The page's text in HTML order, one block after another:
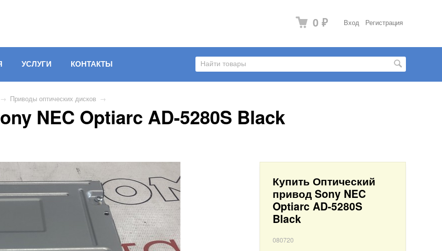
Вход Регистрация
0 ₽
УСЛУГИ КОНТАКТЫ
→ Приводы оптических дисков →
NEC Optiarc AD-5280S Black
Купить Оптический
привод Sony NEC
Optiarc AD-5280S
Black
080720